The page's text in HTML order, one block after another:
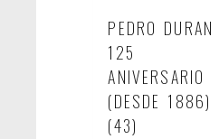
PEDRO DURAN
125
ANIVERSARIO
(DESDE 1886)
(43)